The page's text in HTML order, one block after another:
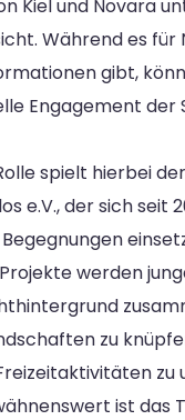
Kiel und Novara
Während es für
gibt,
Engagement der
spielt hierbei
e.V., der sich seit
werden
zu
zu
ist das